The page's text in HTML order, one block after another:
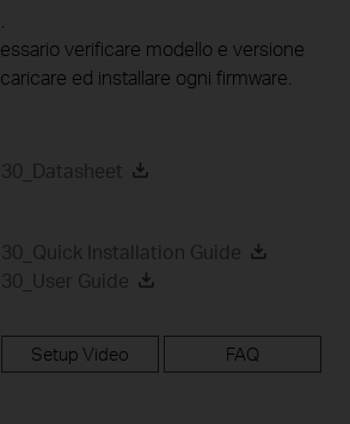
verificare modello e versione
ed installare ogni firmware.
Installation Guide
Guide
Setup Video FAQ